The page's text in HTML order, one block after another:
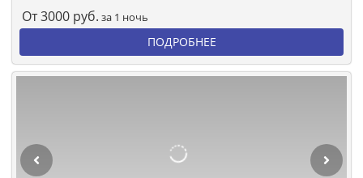
От3000 руб. за 1 ночь
ПОДРОБНЕЕ